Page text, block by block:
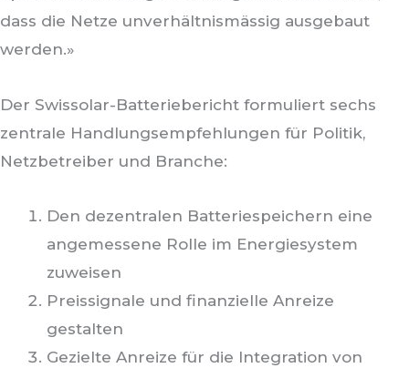
dass die Netze unverhältnismässig ausgebaut
werden.»
Der Swissolar-Batteriebericht formuliert sechs
zentrale Handlungsempfehlungen für Politik,
Netzbetreiber und Branche:
Den dezentralen Batteriespeichern eine
angemessene Rolle im Energiesystem
zuweisen
Preissignale und finanzielle Anreize
gestalten
Gezielte Anreize für die Integration von